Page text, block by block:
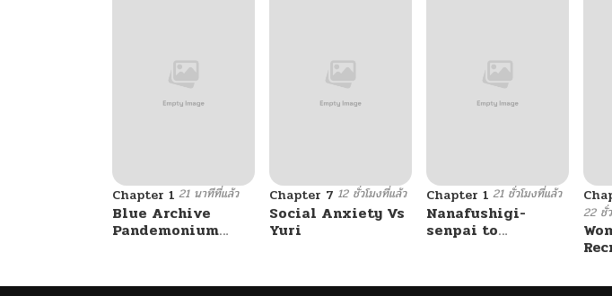
Chapter 1 21 นาทีที่แล้ว
Blue Archive
Pandemonium
Chapter 7 12 ชั่วโมงที่แล้ว
Social Anxiety Vs
Yuri
Chapter 1 21 ชั่วโมงที่แล้ว
Nanafushigi-
senpai to
22 ชั่